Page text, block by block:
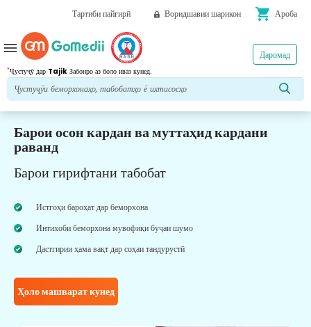
Тартиби пайгирӣ Воридшавии шарикон shopping_cart Ароба
*Ҷустуҷӯ дар Tajik Забонро аз боло иваз кунед.
Даромад
menu
Барои осон кардан ва муттаҳид кардани
раванд
Барои гирифтани табобат
Истгоҳи бароҳат дар беморхона
Интихоби беморхона мувофиқи буҷаи шумо
Дастгирии ҳама вақт дар соҳаи тандурустӣ
Ҳоло машварат кунед